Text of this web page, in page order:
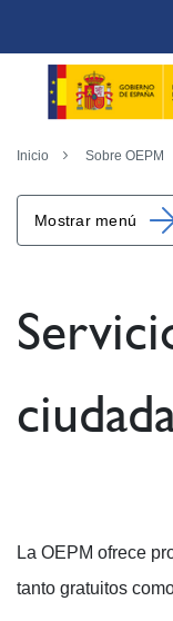
Inicio Sobre OEPM
Mostrar menú
La OEPM ofrece
tanto gratuitos